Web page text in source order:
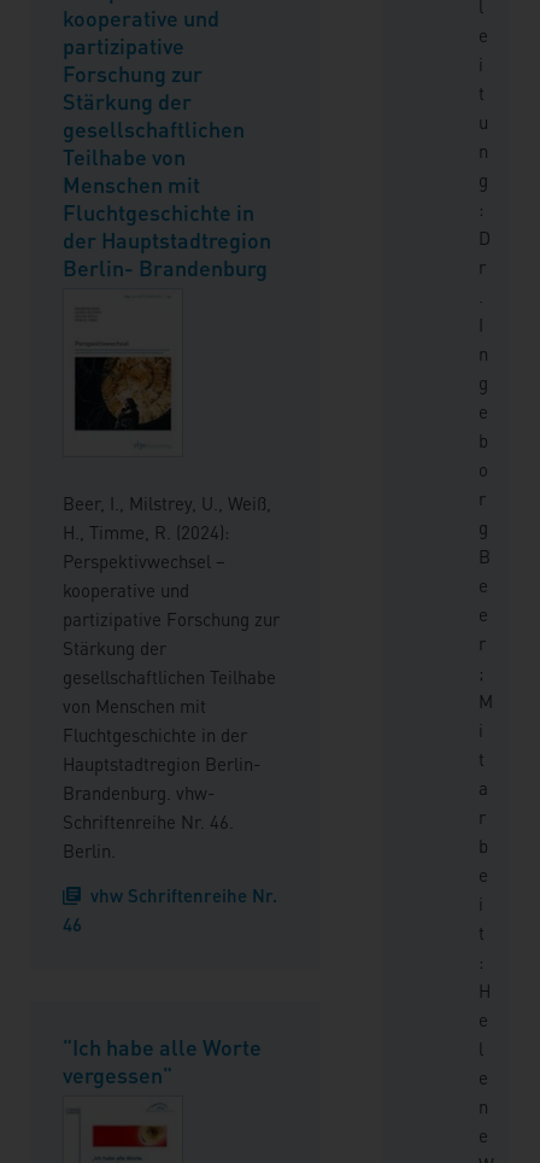
kooperative und
partizipative
Forschung zur
Stärkung der
gesellschaftlichen
Teilhabe von
Menschen mit
Fluchtgeschichte in
der Hauptstadtregion
Berlin- Brandenburg
Beer, I., Milstrey, U., Weiß,
H., Timme, R. (2024):
Perspektivwechsel –
kooperative und
partizipative Forschung zur
Stärkung der
gesellschaftlichen Teilhabe
von Menschen mit
Fluchtgeschichte in der
Hauptstadtregion Berlin-
Brandenburg. vhw-
Schriftenreihe Nr. 46.
Berlin.
vhw Schriftenreihe Nr.
46
"Ich habe alle Worte
vergessen"
l
e
i
t
u
n
g
:
D
r
I
n
g
e
b
o
r
g
B
e
e
r
;
M
i
t
a
r
b
e
i
t
:
H
e
l
e
n
e